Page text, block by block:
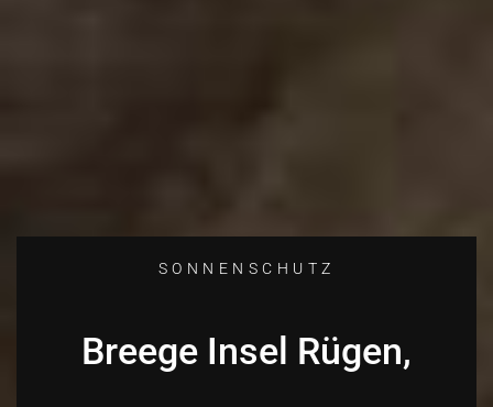
SONNENSCHUTZ
Breege Insel Rügen,